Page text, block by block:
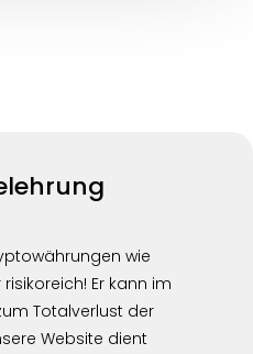
wie
Er kann im
Totalverlust der
Website dient